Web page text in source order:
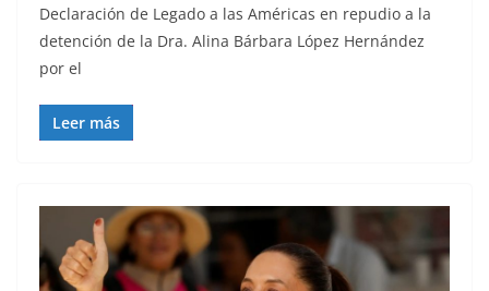
Declaración de Legado a las Américas en repudio a la
detención de la Dra. Alina Bárbara López Hernández
por el
Leer más